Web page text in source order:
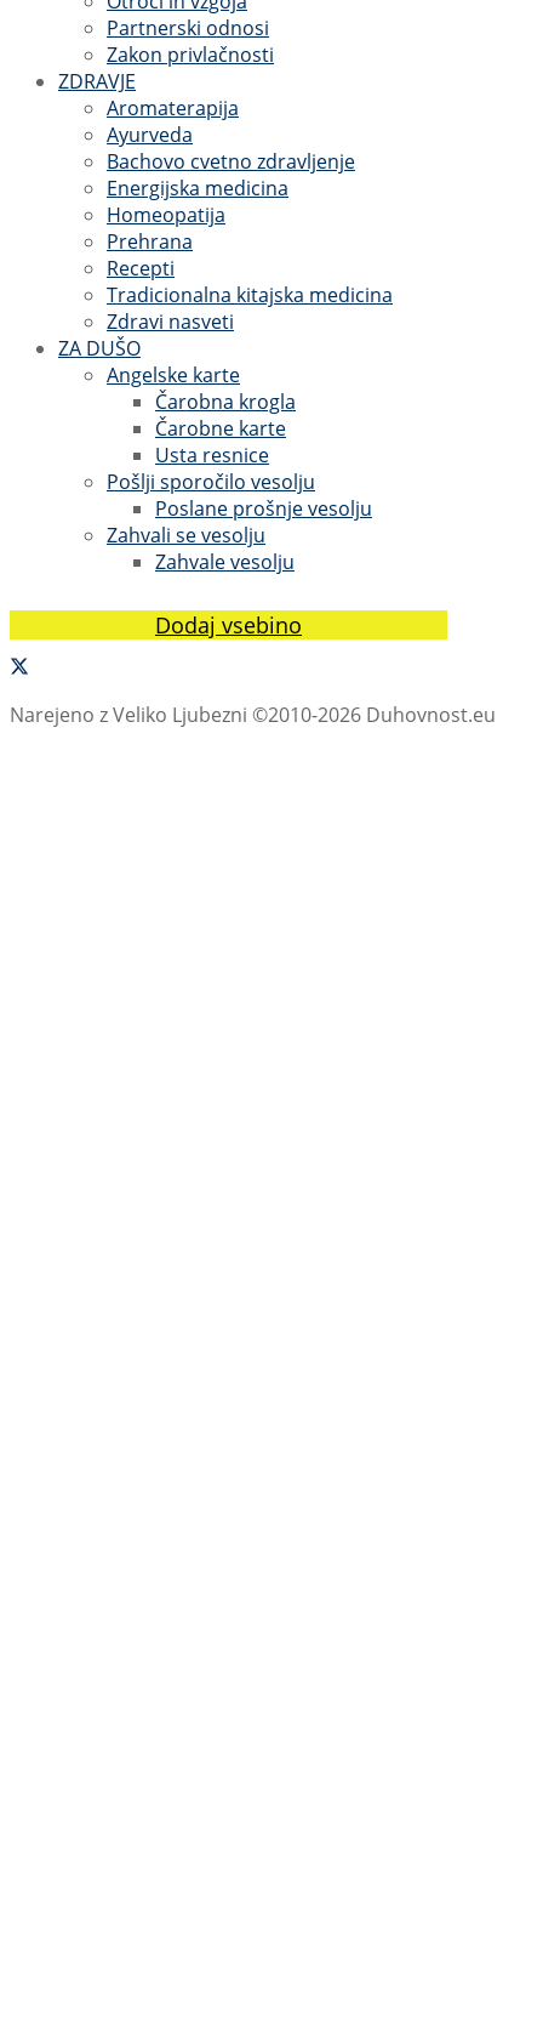
Partnerski odnosi
Zakon privlačnosti
ZDRAVJE
Aromaterapija
Ayurveda
Bachovo cvetno zdravljenje
Energijska medicina
Homeopatija
Prehrana
Recepti
Tradicionalna kitajska medicina
Zdravi nasveti
ZA DUŠO
Angelske karte
Čarobna krogla
Čarobne karte
Usta resnice
Pošlji sporočilo vesolju
Poslane prošnje vesolju
Zahvali se vesolju
Zahvale vesolju
Dodaj vsebino
Narejeno z Veliko Ljubezni ©2010-2026 Duhovnost.eu